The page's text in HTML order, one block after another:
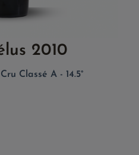
2010
Classé A - 14.5°